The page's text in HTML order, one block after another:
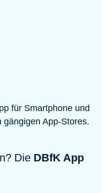
für Smartphone und
gängigen App-Stores.
Die DBfK App